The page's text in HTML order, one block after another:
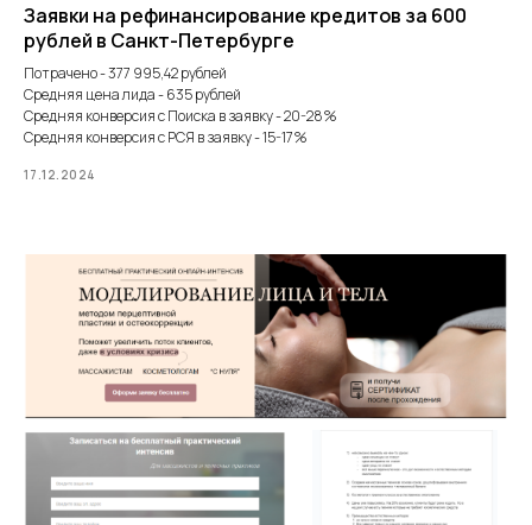
Заявки на рефинансирование кредитов за 600
рублей в Санкт-Петербурге
Потрачено - 377 995,42 рублей
Средняя цена лида - 635 рублей
Средняя конверсия с Поиска в заявку - 20-28%
Средняя конверсия с РСЯ в заявку - 15-17%
17.12.2024